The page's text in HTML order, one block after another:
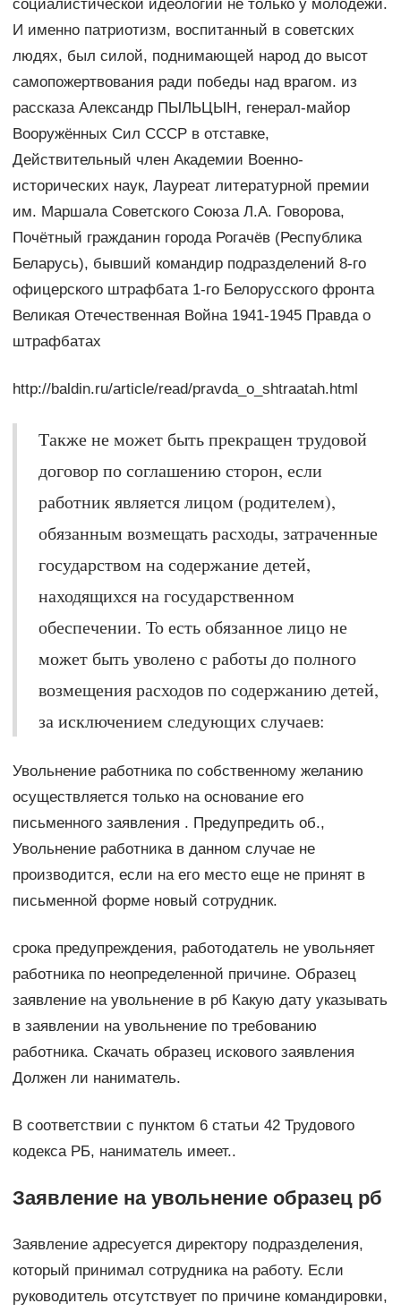
социалистической идеологии не только у молодёжи.
И именно патриотизм, воспитанный в советских
людях, был силой, поднимающей народ до высот
самопожертвования ради победы над врагом. из
рассказа Александр ПЫЛЬЦЫН, генерал-майор
Вооружённых Сил СССР в отставке,
Действительный член Академии Военно-
исторических наук, Лауреат литературной премии
им. Маршала Советского Союза Л.А. Говорова,
Почётный гражданин города Рогачёв (Республика
Беларусь), бывший командир подразделений 8-го
офицерского штрафбата 1-го Белорусского фронта
Великая Отечественная Война 1941-1945 Правда о
штрафбатах
http://baldin.ru/article/read/pravda_o_shtraatah.html
Также не может быть прекращен трудовой
договор по соглашению сторон, если
работник является лицом (родителем),
обязанным возмещать расходы, затраченные
государством на содержание детей,
находящихся на государственном
обеспечении. То есть обязанное лицо не
может быть уволено с работы до полного
возмещения расходов по содержанию детей,
за исключением следующих случаев:
Увольнение работника по собственному желанию
осуществляется только на основание его
письменного заявления . Предупредить об.,
Увольнение работника в данном случае не
производится, если на его место еще не принят в
письменной форме новый сотрудник.
срока предупреждения, работодатель не увольняет
работника по неопределенной причине. Образец
заявление на увольнение в рб Какую дату указывать
в заявлении на увольнение по требованию
работника. Скачать образец искового заявления
Должен ли наниматель.
В соответствии с пунктом 6 статьи 42 Трудового
кодекса РБ, наниматель имеет..
Заявление на увольнение образец рб
Заявление адресуется директору подразделения,
который принимал сотрудника на работу. Если
руководитель отсутствует по причине командировки,